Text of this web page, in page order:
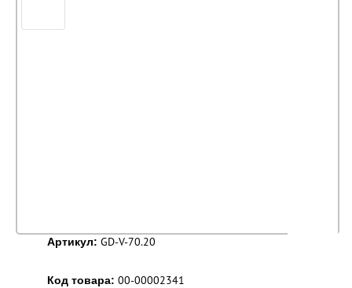
Артикул: GD-V-70.20
Код товара: 00-00002341